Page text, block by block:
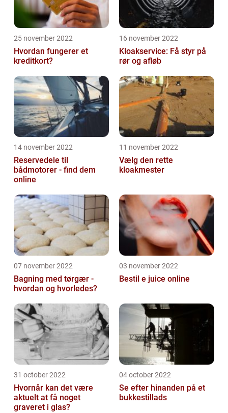
25 november 2022
Hvordan fungerer et
kreditkort?
16 november 2022
Kloakservice: Få styr på
rør og afløb
14 november 2022
Reservedele til
bådmotorer - find dem
online
11 november 2022
Vælg den rette
kloakmester
07 november 2022
Bagning med tørgær -
hvordan og hvorledes?
03 november 2022
Bestil e juice online
31 october 2022
Hvornår kan det være
aktuelt at få noget
graveret i glas?
04 october 2022
Se efter hinanden på et
bukkestillads